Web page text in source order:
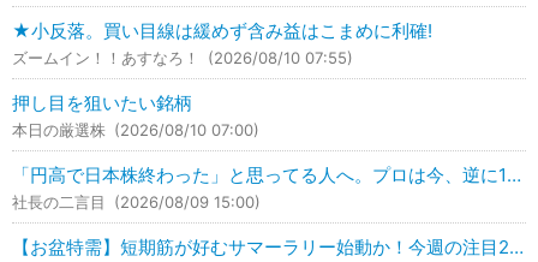
★小反落。買い目線は緩めず含み益はこまめに利確!
ズームイン！！あすなろ！ (2026/08/10 07:55)
押し目を狙いたい銘柄
本日の厳選株 (2026/08/10 07:00)
「円高で日本株終わった」と思ってる人へ。プロは今、逆に1兆円買っています。
社長の二言目 (2026/08/09 15:00)
【お盆特需】短期筋が好むサマーラリー始動か！今週の注目2銘柄はこれ！